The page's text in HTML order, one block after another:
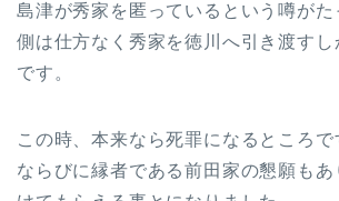
島津が秀家を匿っているという噂が
側は仕方なく秀家を徳川へ引き渡す
です。
この時、本来なら死罪になるところで
ならびに縁者である前田家の懇願もあ